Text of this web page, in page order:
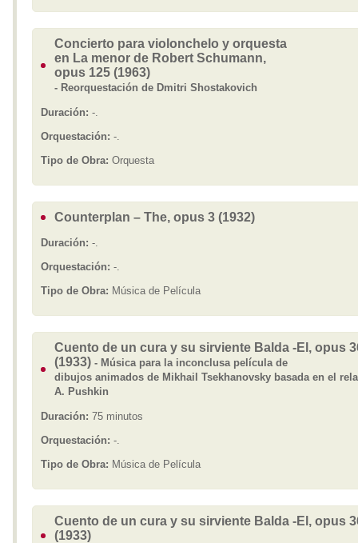
Concierto para violonchelo y orquesta
en La menor de Robert Schumann,
opus 125 (1963)
- Reorquestación de Dmitri Shostakovich
Duración: -.
Orquestación: -.
Tipo de Obra: Orquesta
Counterplan – The, opus 3 (1932)
Duración: -.
Orquestación: -.
Tipo de Obra: Música de Película
Cuento de un cura y su sirviente Balda -El, opus
(1933) - Música para la inconclusa película de
dibujos animados de Mikhail Tsekhanovsky basada en el
A. Pushkin
Duración: 75 minutos
Orquestación: -.
Tipo de Obra: Música de Película
Cuento de un cura y su sirviente Balda -El, opus
(1933)